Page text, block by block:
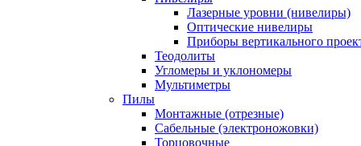
Лазерные уровни (нивелиры)
Оптические нивелиры
Приборы вертикального
Теодолиты
Угломеры и уклономеры
Мультиметры
Пилы
Монтажные (отрезные)
Сабельные (электроножовки)
Торцовочные